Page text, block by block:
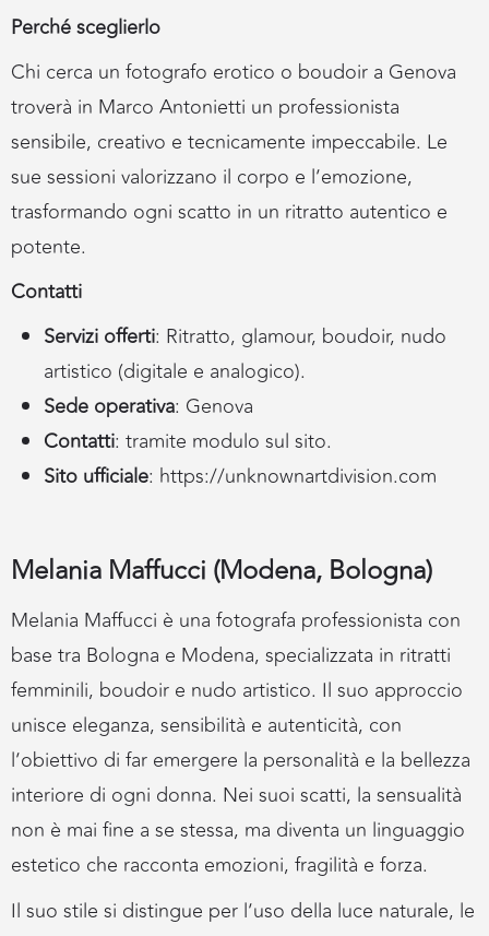
Perché sceglierlo
Chi cerca un fotografo erotico o boudoir a Genova
troverà in Marco Antonietti un professionista
sensibile, creativo e tecnicamente impeccabile. Le
sue sessioni valorizzano il corpo e l’emozione,
trasformando ogni scatto in un ritratto autentico e
potente.
Contatti
Servizi offerti: Ritratto, glamour, boudoir, nudo
artistico (digitale e analogico).
Sede operativa: Genova
Contatti: tramite modulo sul sito.
Sito ufficiale: https://unknownartdivision.com
Melania Maffucci (Modena, Bologna)
Melania Maffucci è una fotografa professionista con
base tra Bologna e Modena, specializzata in ritratti
femminili, boudoir e nudo artistico. Il suo approccio
unisce eleganza, sensibilità e autenticità, con
l’obiettivo di far emergere la personalità e la bellezza
interiore di ogni donna. Nei suoi scatti, la sensualità
non è mai fine a se stessa, ma diventa un linguaggio
estetico che racconta emozioni, fragilità e forza.
Il suo stile si distingue per l’uso della luce naturale, le